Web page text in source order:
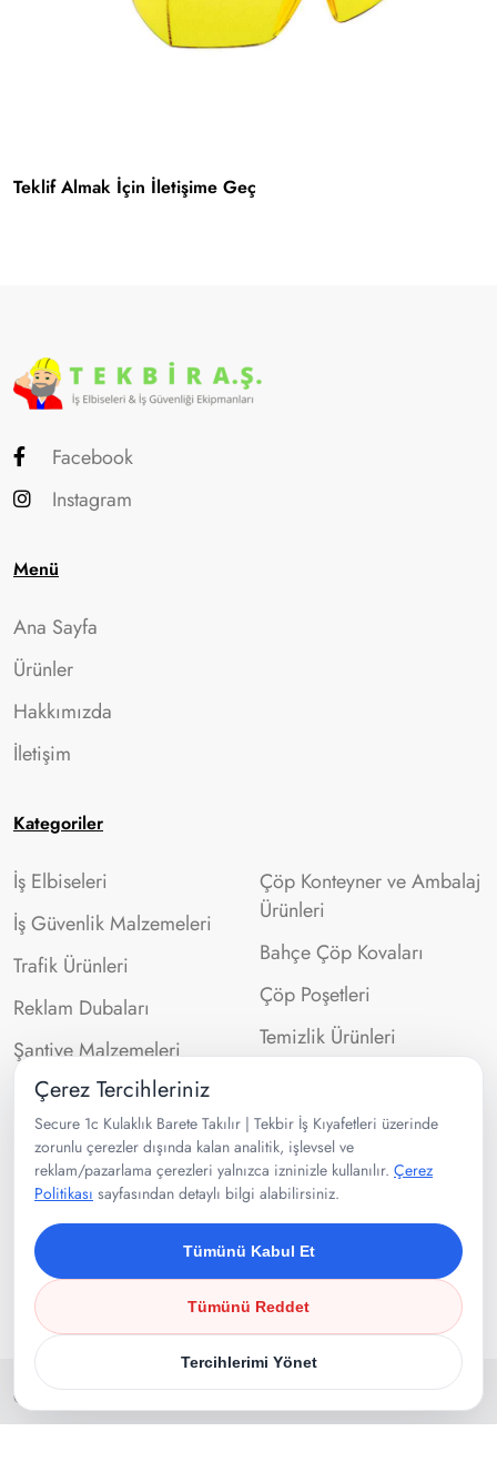
Teklif Almak İçin İletişime Geç
Facebook
Instagram
Menü
Ana Sayfa
Ürünler
Hakkımızda
İletişim
Kategoriler
İş Elbiseleri
İş Güvenlik Malzemeleri
Trafik Ürünleri
Reklam Dubaları
Şantiye Malzemeleri
Çöp Konteyner ve Ambalaj
Ürünleri
Bahçe Çöp Kovaları
Çöp Poşetleri
Temizlik Ürünleri
İletişim Bilgileri
0532 302 99 43
Velibaba Mah Ankara Cad. No:95
Pendik/İSTANBUL
Copyright 2025Tekbir İş Kıyafetleri. Tüm Hakları Saklıdır.
Çerez Tercihleriniz
Secure 1c Kulaklık Barete Takılır | Tekbir İş Kıyafetleri üzerinde
zorunlu çerezler dışında kalan analitik, işlevsel ve
reklam/pazarlama çerezleri yalnızca izninizle kullanılır. Çerez
Politikası sayfasından detaylı bilgi alabilirsiniz.
Tümünü Kabul Et
Tümünü Reddet
Tercihlerimi Yönet